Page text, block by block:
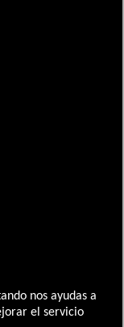
nos ayudas a
el servicio
- Dark Blue
16 Singapur: NC-16
MA15+